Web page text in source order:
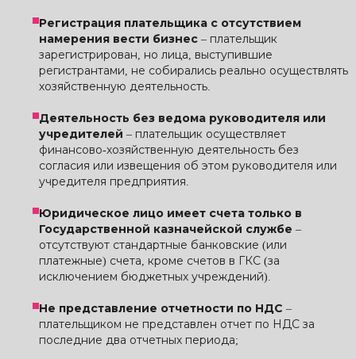
Регистрация плательщика с отсутствием
намерения вести бизнес – плательщик
зарегистрирован, но лица, выступившие
регистрантами, не собирались реально осуществлять
хозяйственную деятельность.
Деятельность без ведома руководителя или
учредителей – плательщик осуществляет
финансово-хозяйственную деятельность без
согласия или извещения об этом руководителя или
учредителя предприятия.
Юридическое лицо имеет счета только в
Государственной казначейской службе –
отсутствуют стандартные банковские (или
платежные) счета, кроме счетов в ГКС (за
исключением бюджетных учреждений).
Не представление отчетности по НДС –
плательщиком не представлен отчет по НДС за
последние два отчетных периода;